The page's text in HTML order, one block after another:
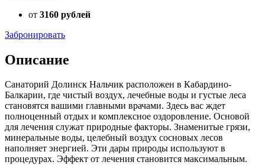
от 3160 рублей
Забронировать
Описание
Санаторий Долинск Нальчик расположен в Кабардино-
Балкарии, где чистый воздух, лечебные воды и густые леса
становятся вашими главными врачами. Здесь вас ждет
полноценный отдых и комплексное оздоровление. Основой
для лечения служат природные факторы. Знаменитые грязи,
минеральные воды, целебный воздух сосновых лесов
наполняет энергией. Эти дары природы используют в
процедурах. Эффект от лечения становится максимальным.